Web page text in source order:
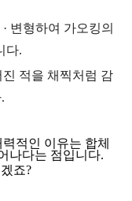
변형하여 가오킹의
다.
적을 채찍처럼 감
적인 이유는 합체
나다는 점입니다.
죠?